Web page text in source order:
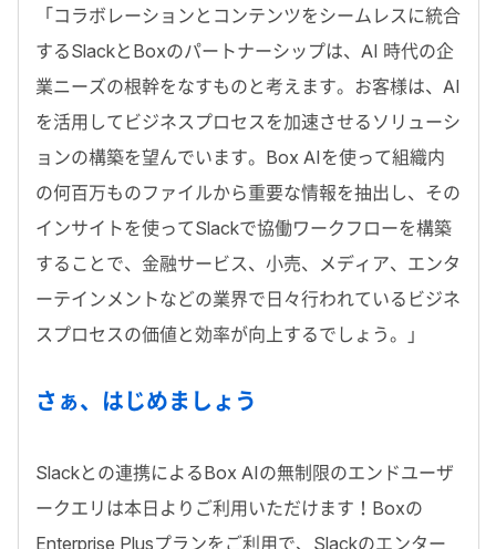
「コラボレーションとコンテンツをシームレスに統合
するSlackとBoxのパートナーシップは、AI 時代の企
業ニーズの根幹をなすものと考えます。お客様は、AI
を活用してビジネスプロセスを加速させるソリューシ
ョンの構築を望んでいます。Box AIを使って組織内
の何百万ものファイルから重要な情報を抽出し、その
インサイトを使ってSlackで協働ワークフローを構築
することで、金融サービス、小売、メディア、エンタ
ーテインメントなどの業界で日々行われているビジネ
スプロセスの価値と効率が向上するでしょう。」
さぁ、はじめましょう
Slackとの連携によるBox AIの無制限のエンドユーザ
ークエリは本日よりご利用いただけます！Boxの
Enterprise Plusプランをご利用で、Slackのエンター